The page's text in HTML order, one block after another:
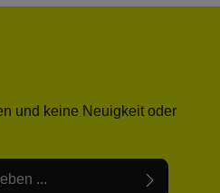
und keine Neuigkeit oder